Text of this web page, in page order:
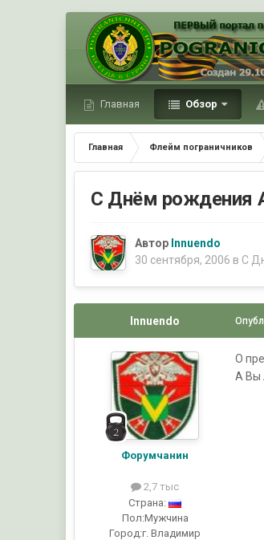
Главная Обзор
Главная Флейм пограничников
С Днём рождения
Автор Innuendo
30 сентября, 2006 в С
Innuendo
Форумчанин
2,7 тыс
Страна:
Пол:Мужчина
Город:г. Владимир
О
А Вы